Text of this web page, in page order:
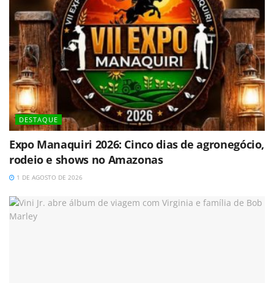
DESTAQUE
Expo Manaquiri 2026: Cinco dias de agronegócio,
rodeio e shows no Amazonas
1 DE AGOSTO DE 2026